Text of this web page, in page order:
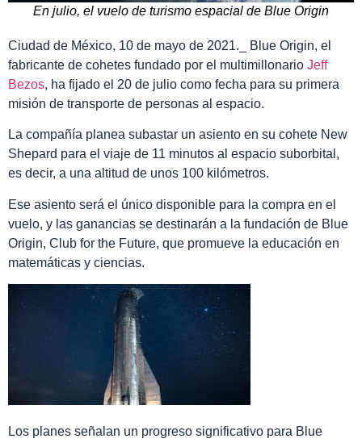
En julio, el vuelo de turismo espacial de Blue Origin
Ciudad de México, 10 de mayo de 2021._ Blue Origin, el
fabricante de cohetes fundado por el multimillonario Jeff
Bezos, ha fijado el 20 de julio como fecha para su primera
misión de transporte de personas al espacio.
La compañía planea subastar un asiento en su cohete New
Shepard para el viaje de 11 minutos al espacio suborbital,
es decir, a una altitud de unos 100 kilómetros.
Ese asiento será el único disponible para la compra en el
vuelo, y las ganancias se destinarán a la fundación de Blue
Origin, Club for the Future, que promueve la educación en
matemáticas y ciencias.
Los planes señalan un progreso significativo para Blue